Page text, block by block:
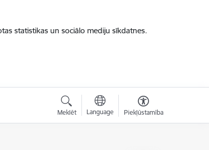
statistikas un sociālo mediju sīkdatnes.
Meklēt Language Piekļūstamība